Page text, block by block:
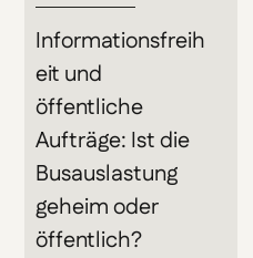
Informationsfreih
eit und
öffentliche
Aufträge: Ist die
Busauslastung
geheim oder
öffentlich?